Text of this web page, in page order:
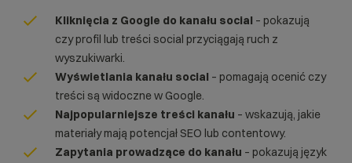
Kliknięcia z Google do kanału social – pokazują
czy profil lub treści social przyciągają ruch z
wyszukiwarki.
Wyświetlania kanału social – pomagają ocenić czy
treści są widoczne w Google.
Najpopularniejsze treści kanału – wskazują, jakie
materiały mają potencjał SEO lub contentowy.
Zapytania prowadzące do kanału – pokazują język